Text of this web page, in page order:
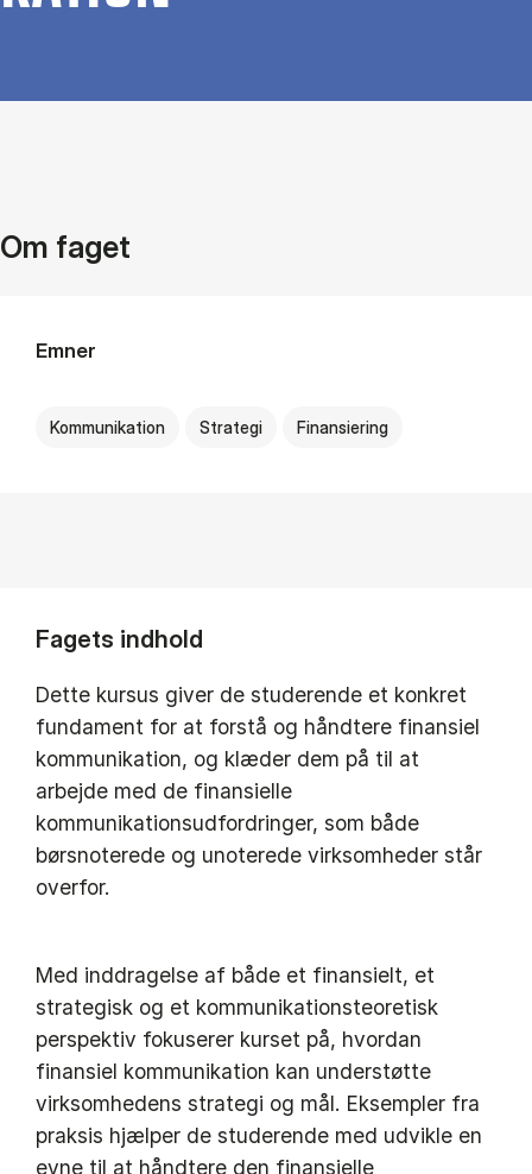
Om faget
Emner
Kommunikation Strategi Finansiering
Fagets indhold
Dette kursus giver de studerende et konkret
fundament for at forstå og håndtere finansiel
kommunikation, og klæder dem på til at
arbejde med de finansielle
kommunikationsudfordringer, som både
børsnoterede og unoterede virksomheder står
overfor.
Med inddragelse af både et finansielt, et
strategisk og et kommunikationsteoretisk
perspektiv fokuserer kurset på, hvordan
finansiel kommunikation kan understøtte
virksomhedens strategi og mål. Eksempler fra
praksis hjælper de studerende med udvikle en
evne til at håndtere den finansielle